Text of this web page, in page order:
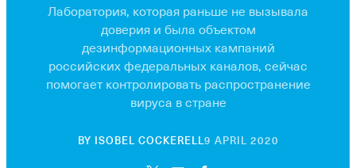
Лаборатория, которая раньше не вызывала
доверия и была объектом
дезинформационных кампаний
российских федеральных каналов, сейчас
помогает контролировать распространение
вируса в стране
BY ISOBEL COCKERELL9 APRIL 2020